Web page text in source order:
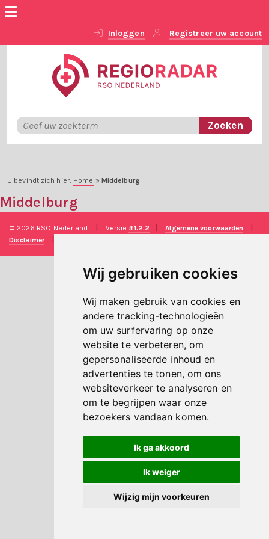
Wij gebruiken cookies
Wij maken gebruik van cookies en
andere tracking-technologieën
om uw surfervaring op onze
website te verbeteren, om
gepersonaliseerde inhoud en
advertenties te tonen, om ons
websiteverkeer te analyseren en
om te begrijpen waar onze
bezoekers vandaan komen.
Ik ga akkoord
Ik weiger
Wijzig mijn voorkeuren
Inloggen Registreer uw account
U bevindt zich hier: Home » Middelburg
Middelburg
© 2026 RSO Nederland Versie#1.2.2 Algemene voorwaarden
Disclaimer